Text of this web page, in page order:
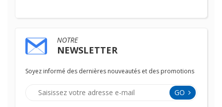
NOTRE
NEWSLETTER
Soyez informé des dernières nouveautés et des promotions
GO